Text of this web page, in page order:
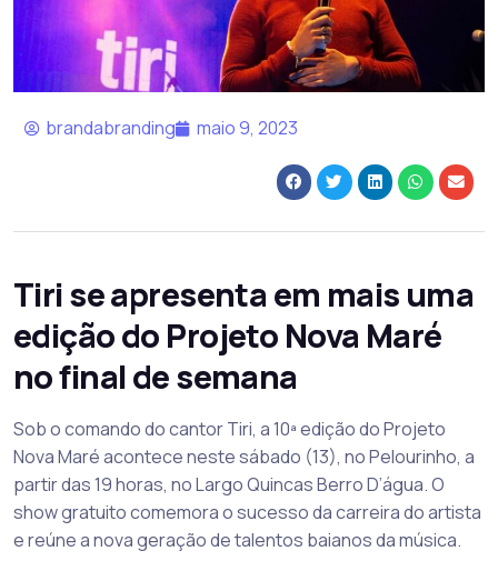
brandabranding maio 9, 2023
Tiri se apresenta em mais uma
edição do Projeto Nova Maré
no final de semana
Sob o comando do cantor Tiri, a 10ª edição do Projeto
Nova Maré acontece neste sábado (13), no Pelourinho, a
partir das 19 horas, no Largo Quincas Berro D’água. O
show gratuito comemora o sucesso da carreira do artista
e reúne a nova geração de talentos baianos da música.